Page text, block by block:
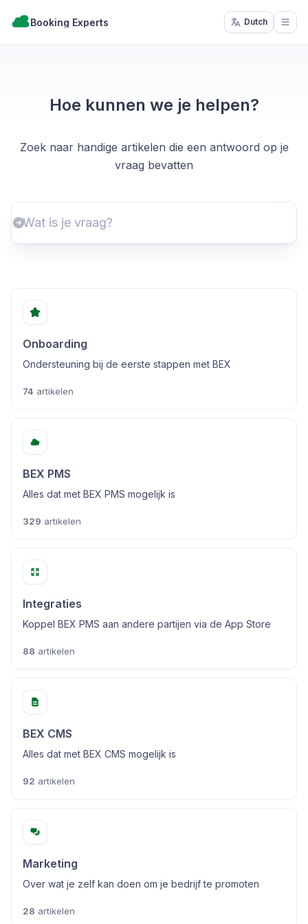
Booking Experts Dutch
Hoe kunnen we je helpen?
Zoek naar handige artikelen die een antwoord op je
vraag bevatten
Onboarding
Ondersteuning bij de eerste stappen met BEX
74 artikelen
BEX PMS
Alles dat met BEX PMS mogelijk is
329 artikelen
Integraties
Koppel BEX PMS aan andere partijen via de App Store
88 artikelen
BEX CMS
Alles dat met BEX CMS mogelijk is
92 artikelen
Marketing
Over wat je zelf kan doen om je bedrijf te promoten
28 artikelen